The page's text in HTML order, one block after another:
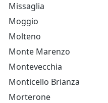
Missaglia
Moggio
Molteno
Monte Marenzo
Montevecchia
Monticello Brianza
Morterone